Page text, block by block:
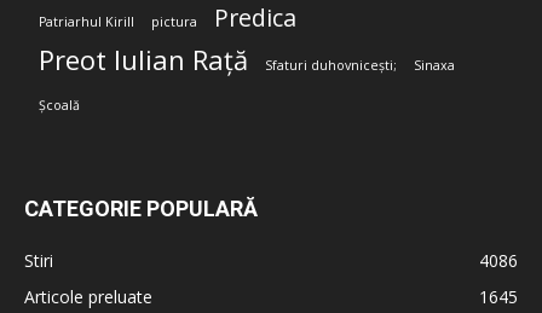
Patriarhul Kirill pictura Predica
Preot Iulian Rață Sfaturi duhovnicești; Sinaxa
Școală
CATEGORIE POPULARĂ
Stiri
4086
Articole preluate
1645